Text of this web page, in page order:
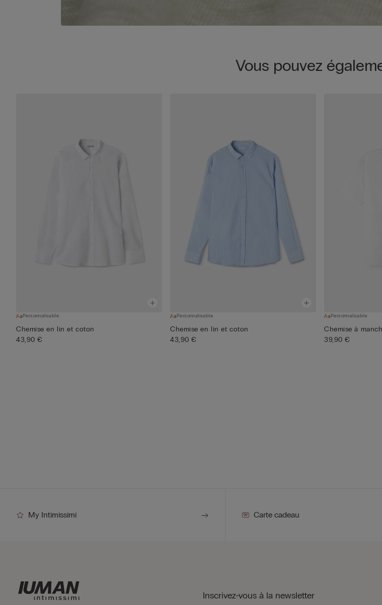
Vous pouvez
Personnalisable
Chemise en lin et coton
43,90 €
Personnalisable
Chemise en lin et coton
43,90 €
Personnalisable
Chemise à
39,90 €
My Intimissimi Carte cadeau
Inscrivez-vous à la newsletter